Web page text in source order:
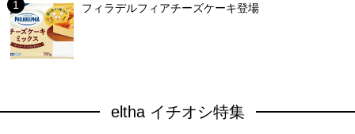
フィラデルフィアチーズケーキ登場
eltha イチオシ特集